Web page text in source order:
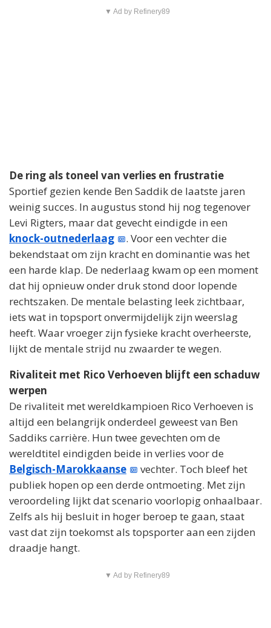
▼ Ad by Refinery89
De ring als toneel van verlies en frustratie
Sportief gezien kende Ben Saddik de laatste jaren
weinig succes. In augustus stond hij nog tegenover
Levi Rigters, maar dat gevecht eindigde in een
knock-outnederlaag
. Voor een vechter die
bekendstaat om zijn kracht en dominantie was het
een harde klap. De nederlaag kwam op een moment
dat hij opnieuw onder druk stond door lopende
rechtszaken. De mentale belasting leek zichtbaar,
iets wat in topsport onvermijdelijk zijn weerslag
heeft. Waar vroeger zijn fysieke kracht overheerste,
lijkt de mentale strijd nu zwaarder te wegen.
Rivaliteit met Rico Verhoeven blijft een schaduw
werpen
De rivaliteit met wereldkampioen Rico Verhoeven is
altijd een belangrijk onderdeel geweest van Ben
Saddiks carrière. Hun twee gevechten om de
wereldtitel eindigden beide in verlies voor de
Belgisch-Marokkaanse
vechter. Toch bleef het
publiek hopen op een derde ontmoeting. Met zijn
veroordeling lijkt dat scenario voorlopig onhaalbaar.
Zelfs als hij besluit in hoger beroep te gaan, staat
vast dat zijn toekomst als topsporter aan een zijden
draadje hangt.
▼ Ad by Refinery89